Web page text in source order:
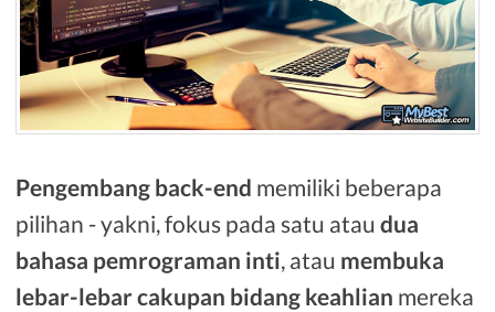
Pengembang back-end memiliki beberapa
pilihan - yakni, fokus pada satu atau dua
bahasa pemrograman inti, atau membuka
lebar-lebar cakupan bidang keahlian mereka